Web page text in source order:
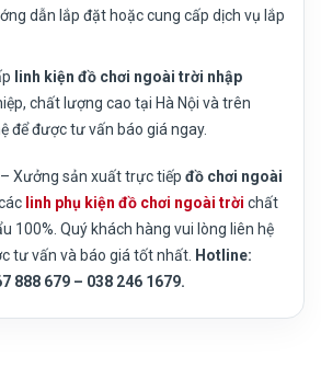
dẫn lắp đặt hoặc cung cấp dịch vụ lắp
linh kiện đồ chơi ngoài trời nhập
chất lượng cao tại Hà Nội và trên
để được tư vấn báo giá ngay.
– Xưởng sản xuất trực tiếp đồ chơi ngoài
linh phụ kiện đồ chơi ngoài trời chất
100%. Quý khách hàng vui lòng liên hệ
tư vấn và báo giá tốt nhất. Hotline:
888 679 – 038 246 1679.